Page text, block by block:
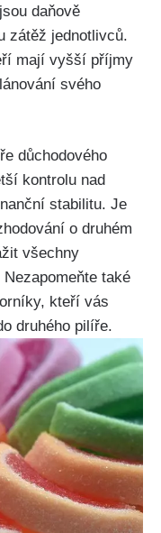
daňově
zátěž jednotlivců.
mají vyšší příjmy
svého
důchodového
kontrolu nad
stabilitu. Je
o druhém
všechny
také
kteří vás
druhého pilíře.